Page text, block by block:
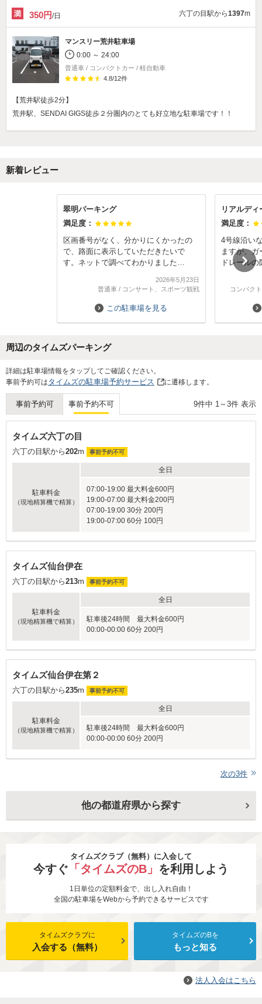
350円/日 六丁の目駅から1397m
マンスリー荒井駐車場
0:00 ～ 24:00
普通車 / コンパクトカー / 軽自動車
4.8/12件
【荒井駅徒歩2分】
荒井駅、SENDAI GIGS徒歩２分圏内のとても好立地な駐車場です！！
新着レビュー
翠明パーキング
満足度：
区画番号がなく、分かりにくかったの
で、路面に表示していただきたいで
す。ネットで調べてわかりました
2026年5月23日
普通車/ コンサート、スポーツ観戦
この駐車場を見る
リアルディ
満足度：
4号線沿い
ますが、ガ
ドレール
がありまし
駐車場は
もありか
コンパク
周辺のタイムズパーキング
詳細は駐車場情報をタップしてご確認ください。
事前予約可はタイムズの駐車場予約サービス に遷移します。
事前予約可 事前予約不可 9件中 1 ～ 3件 表示
タイムズ六丁の目
六丁の目駅から202m 事前予約不可
駐車料金
（現地精算機で精算）
全日
07:00-19:00 最大料金600円
19:00-07:00 最大料金200円
07:00-19:00 30分 200円
19:00-07:00 60分 100円
タイムズ仙台伊在
六丁の目駅から213m 事前予約不可
駐車料金
（現地精算機で精算）
全日
駐車後24時間 最大料金600円
00:00-00:00 60分 200円
タイムズ仙台伊在第２
六丁の目駅から235m 事前予約不可
駐車料金
（現地精算機で精算）
全日
駐車後24時間 最大料金600円
00:00-00:00 60分 200円
次の3件
他の都道府県から探す
タイムズクラブ（無料）に入会して
今すぐ 「タイムズのB」 を利用しよう
1日単位の定額料金で、出し入れ自由！
全国の駐車場をWebから予約できるサービスです
タイムズクラブに
入会する（無料）
タイムズのBを
もっと知る
法人入会はこちら